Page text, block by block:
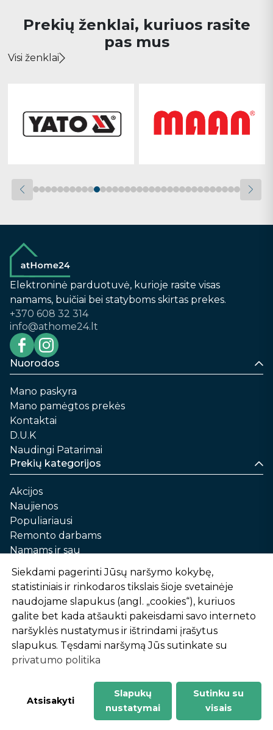
Prekių ženklai, kuriuos rasite
pas mus
Visi ženklai
Elektroninė parduotuvė, kurioje rasite visas
namams, buičiai bei statyboms skirtas prekes.
+370 608 32 314
info@athome24.lt
Nuorodos
Mano paskyra
Mano pamėgtos prekės
Kontaktai
D.U.K
Naudingi Patarimai
Prekių kategorijos
Akcijos
Naujienos
Populiariausi
Remonto darbams
Namams ir sau
Automobilių priežiūrai
Sodui ir daržui
Informacija
Apie mus
Prekių pirkimo – pardavimo taisyklės
Prekių pristatymas ir atsiėmimas
Garantinis aptarnavimas ir prekių grąžinimas
Privatumo politika
AtHome24.lt © 2026 Visos teisės saugomos
-
1
2
%
n
u
o
l
a
i
d
a
Siekdami pagerinti Jūsų naršymo kokybę,
statistiniais ir rinkodaros tikslais šioje svetainėje
naudojame slapukus (angl. „cookies“), kuriuos
galite bet kada atšaukti pakeisdami savo interneto
naršyklės nustatymus ir ištrindami įrašytus
slapukus. Tęsdami naršymą Jūs sutinkate su
privatumo politika
Atsisakyti
Slapukų
nustatymai
Sutinku su
visais